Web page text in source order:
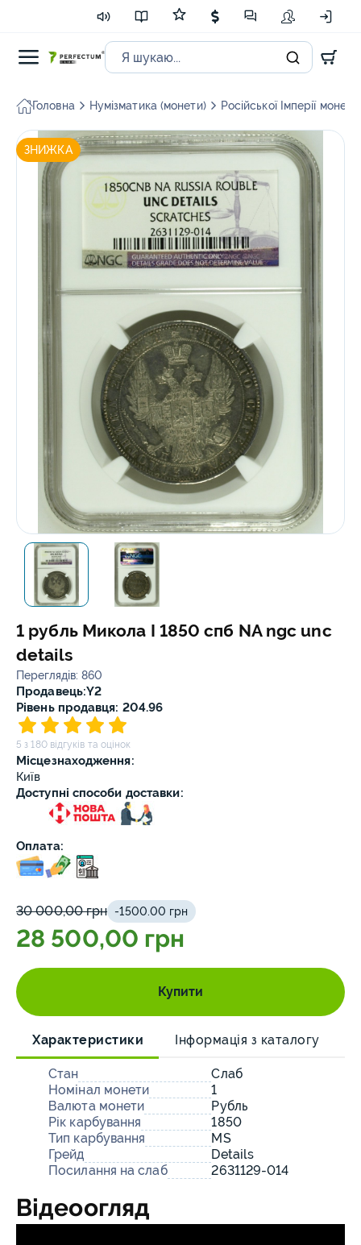
Головна Нумізматика (монети) Російської Імперії монети
ЗНИЖКА
1 рубль Микола I 1850 спб NA ngc unc
details
Переглядів: 860
Продавець:Y2
Рівень продавця: 204.96
5 з 180 відгуків та оцінок
Місцезнаходження:
Київ
Доступні способи доставки:
Оплата:
30 000,00 грн -1500.00 грн
28 500,00 грн
Купити
Характеристики Інформація з каталогу
Стан
Слаб
Номінал монети
1
Валюта монети
Рубль
Рік карбування
1850
Тип карбування
MS
Грейд
Details
Посилання на слаб
2631129-014
Відеоогляд